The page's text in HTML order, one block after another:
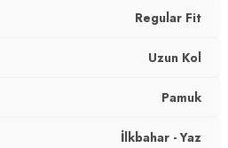
Regular Fit
Uzun Kol
Pamuk
İlkbahar - Yaz